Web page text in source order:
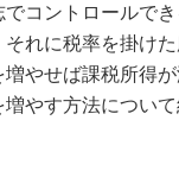
コントロールで
れに税率を掛け
やせば課税所得
やす方法について